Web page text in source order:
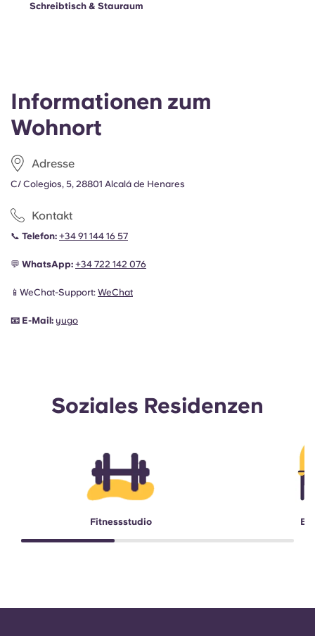
Informationen zum
Wohnort
Adresse
C/ Colegios, 5, 28801 Alcalá de Henares
Kontakt
📞 Telefon: +34 91 144 16 57
💬 WhatsApp: +34 722 142 076
📱WeChat-Support: WeChat
📧 E-Mail: yugo
Soziales Residenzen
Fitnessstudio
Schreibtisch & Stauraum